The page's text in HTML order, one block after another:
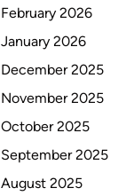
February 2026
January 2026
December 2025
November 2025
October 2025
September 2025
August 2025